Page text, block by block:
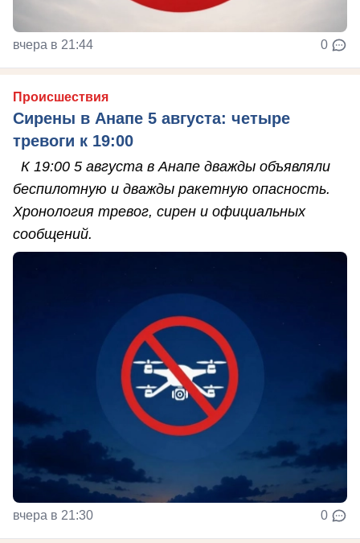
вчера в 21:44 0
Происшествия
Сирены в Анапе 5 августа: четыре
тревоги к 19:00
К 19:00 5 августа в Анапе дважды объявляли
беспилотную и дважды ракетную опасность.
Хронология тревог, сирен и официальных
сообщений.
вчера в 21:30 0